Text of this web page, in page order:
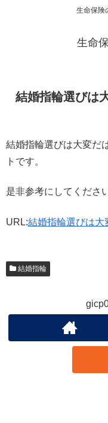
生命保険
生命
結婚指輪選びは
結婚指輪選びは大変だ
トです。
是非参考にしてくださ
URL:結婚指輪選びは大
結婚指輪